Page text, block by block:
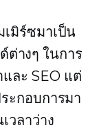
มิร์ซมาเป็น
ต่างๆ ในการ
ละ SEO แต่
ะกอบการมา
วลาว่าง